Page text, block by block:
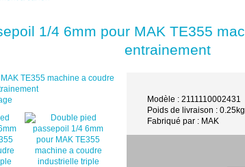
1/4 6mm pour MAK TE355
entrainement
Modèle : 2111110002431
Poids de livraison :
Fabriqué par : MAK